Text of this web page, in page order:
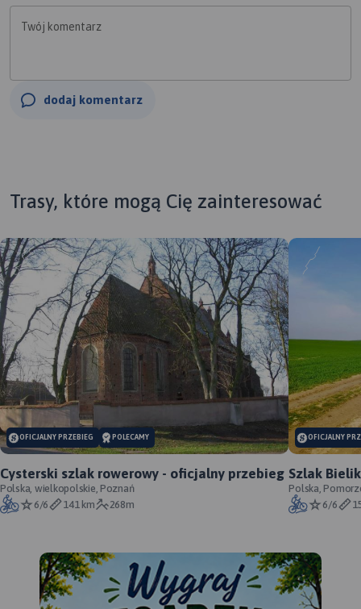
Twój komentarz
dodaj komentarz
Trasy, które mogą Cię zainteresować
OFICJALNY PRZEBIEG POLECAMY
Cysterski szlak rowerowy - oficjalny przebieg
Polska, wielkopolskie, Poznań
6/6
141 km 268m
OFICJALNY
Szlak
oficjalny
Polska,
6/6